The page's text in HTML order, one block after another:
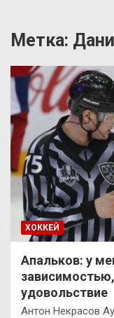
Метка:
ХОККЕЙ
Апальков: у
удовольствие
Антон Некрасов